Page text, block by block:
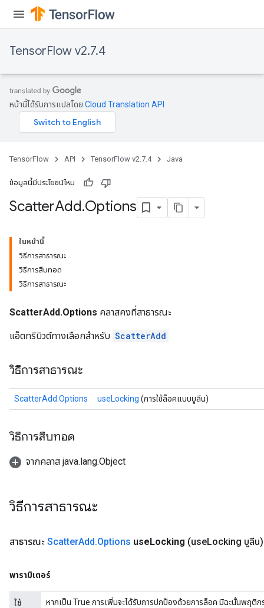
TensorFlow v2.7.4
หน้านี้ได้รับการแปลโดย Cloud Translation API
TensorFlow API TensorFlow v2.7.4 Java
ข้อมูลนี้มีประโยชน์ไหม
ScatterAdd.Options
ในหน้านี้
วิธีการสาธารณะ
วิธีการสืบทอด
วิธีการสาธารณะ
ScatterAdd.Options คลาสคงที่สาธารณะ
แอ็ตทริบิวต์ทางเลือกสำหรับ ScatterAdd
วิธีการสาธารณะ
ScatterAdd.Options useLocking (การใช้ล็อคแบบบูลีน)
วิธีการสืบทอด
จากคลาส java.lang.Object
วิธีการสาธารณะ
สาธารณะ ScatterAdd.Options useLocking (useLocking บูลีน)
พารามิเตอร์
ใช้
หากเป็น True การเพิ่มจะได้รับการปกป้องด้วยการล็อค มิฉะนั้นพฤติ